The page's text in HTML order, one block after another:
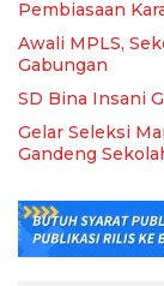
Awali MPLS,
Gabungan
SD Bina Insani
Gelar Seleksi
Gandeng